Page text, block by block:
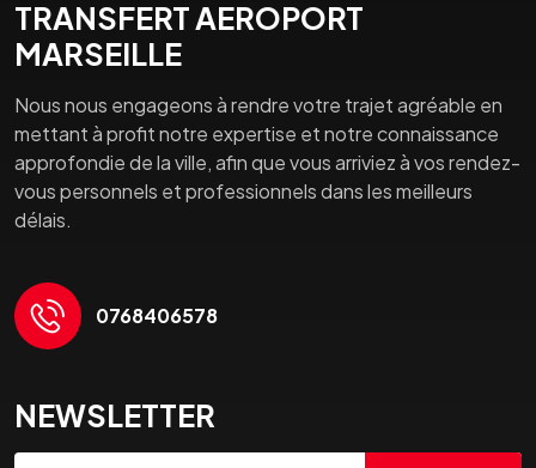
TRANSFERT AEROPORT
MARSEILLE
Nous nous engageons à rendre votre trajet agréable en
mettant à profit notre expertise et notre connaissance
approfondie de la ville, afin que vous arriviez à vos rendez-
vous personnels et professionnels dans les meilleurs
délais.
0768406578
NEWSLETTER